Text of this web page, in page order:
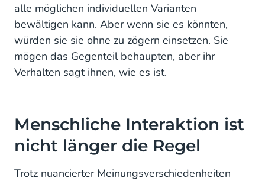
alle möglichen individuellen Varianten
bewältigen kann. Aber wenn sie es könnten,
würden sie sie ohne zu zögern einsetzen. Sie
mögen das Gegenteil behaupten, aber ihr
Verhalten sagt ihnen, wie es ist.
Menschliche Interaktion ist
nicht länger die Regel
Trotz nuancierter Meinungsverschiedenheiten